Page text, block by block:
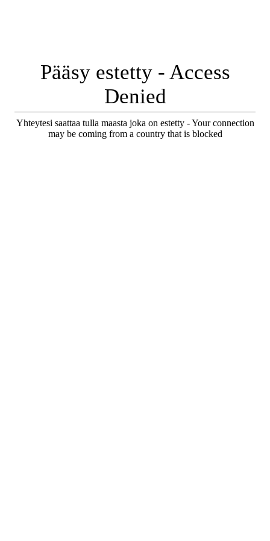
Pääsy estetty - Access
Denied
Yhteytesi saattaa tulla maasta joka on estetty - Your connection
may be coming from a country that is blocked